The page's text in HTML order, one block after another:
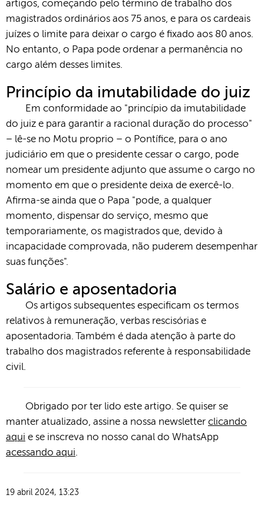
artigos, começando pelo término de trabalho dos
magistrados ordinários aos 75 anos, e para os cardeais
juízes o limite para deixar o cargo é fixado aos 80 anos.
No entanto, o Papa pode ordenar a permanência no
cargo além desses limites.
Princípio da imutabilidade do juiz
Em conformidade ao "princípio da imutabilidade
do juiz e para garantir a racional duração do processo"
– lê-se no Motu proprio – o Pontífice, para o ano
judiciário em que o presidente cessar o cargo, pode
nomear um presidente adjunto que assume o cargo no
momento em que o presidente deixa de exercê-lo.
Afirma-se ainda que o Papa "pode, a qualquer
momento, dispensar do serviço, mesmo que
temporariamente, os magistrados que, devido à
incapacidade comprovada, não puderem desempenhar
suas funções".
Salário e aposentadoria
Os artigos subsequentes especificam os termos
relativos à remuneração, verbas rescisórias e
aposentadoria. Também é dada atenção à parte do
trabalho dos magistrados referente à responsabilidade
civil.
Obrigado por ter lido este artigo. Se quiser se
manter atualizado, assine a nossa newsletter clicando
aqui e se inscreva no nosso canal do WhatsApp
acessando aqui.
19 abril 2024, 13:23